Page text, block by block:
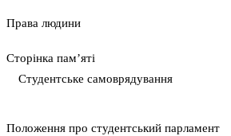
Права людини
Сторінка пам’яті
Студентське самоврядування
Положення про студентський парламент